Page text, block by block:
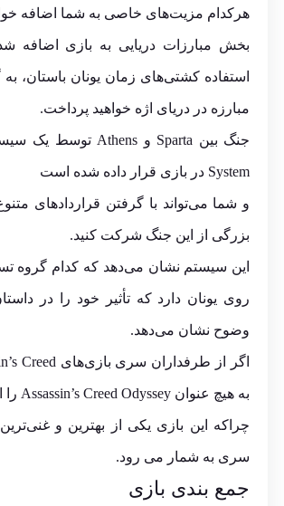
هرکدام مزیت‌های خاصی به شما اضافه
بخش مبارزات دریایی به بازی اضافه
استفاده کشتی‌های زمان یونان باستان،
مبارزه در دریای اژه خواهید پرداخت.
System در بازی قرار داده شده است
و شما می‌تواند با گرفتن قراردادهای
بزرگی از این جنگ شرکت کنید.
این سیستم نشان می‌دهد که کدام گروه
روی یونان دارد که تأثیر خود را در
وضوح نشان می‌دهد.
به هیچ عنوان Assassin’s Creed Odyssey را از دست ندهید
چراکه این بازی یکی از بهترین و
سری به شمار می رود.
جمع بندی بازی